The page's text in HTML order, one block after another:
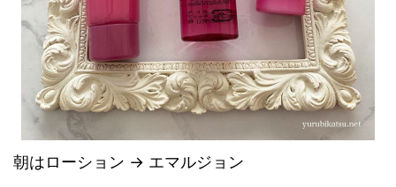
朝はローション → エマルジョン